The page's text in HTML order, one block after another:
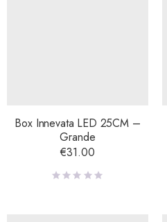
Box Innevata LED 25CM –
Grande
€31.00